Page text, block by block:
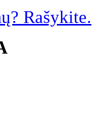
Rašykite.